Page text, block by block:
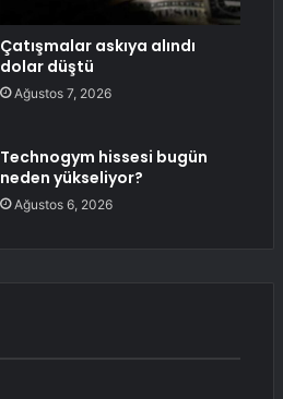
Çatışmalar askıya alındı
dolar düştü
Ağustos 7, 2026
Technogym hissesi bugün
neden yükseliyor?
Ağustos 6, 2026